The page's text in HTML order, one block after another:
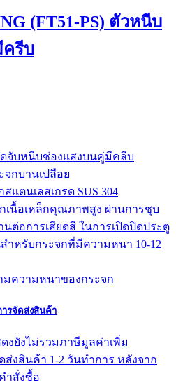
(FT51-PS) ตัวหนีบ
ครีบ
จับหนีบช่องแสงบนคู่มีคลีบ
จกบานเปลือย
แตนเลสเกรด SUS 304
กเนื้อเหล็กคุณภาพสูง ผ่านการชุบ
ต่อการเสียดสี ในการเปิดปิดประตู
ำหรับกระจกที่มีความหนา 10-12
มความหนาของกระจก
ารจัดส่งสินค้า
งยังไม่รวมภาษีมูลค่าเพิ่ม
ส่งสินค้า 1-2 วันทำการ หลังจาก
ำสั่งซื้อ